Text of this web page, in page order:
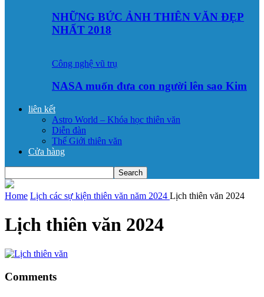
NHỮNG BỨC ẢNH THIÊN VĂN ĐẸP
NHẤT 2018
Công nghệ vũ trụ
NASA muốn đưa con người lên sao Kim
liên kết
Astro World – Khóa học thiên văn
Diễn đàn
Thế Giới thiên văn
Cửa hàng
Home Lịch các sự kiện thiên văn năm 2024 Lịch thiên văn 2024
Lịch thiên văn 2024
Comments